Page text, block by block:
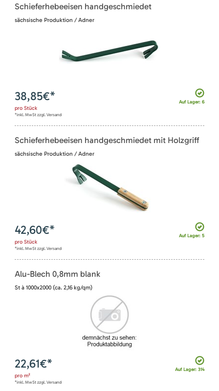
Schieferhebeeisen handgeschmiedet
sächsische Produktion / Adner
Auf Lager: 6
38,85€*
pro Stück
*inkl. MwSt zzgl. Versand
Schieferhebeeisen handgeschmiedet mit Holzgriff
sächsische Produktion / Adner
Auf Lager: 5
42,60€*
pro Stück
*inkl. MwSt zzgl. Versand
Alu-Blech 0,8mm blank
St à 1000x2000 (ca. 2,16 kg/qm)
Auf Lager: 314
22,61€*
pro m²
*inkl. MwSt zzgl. Versand